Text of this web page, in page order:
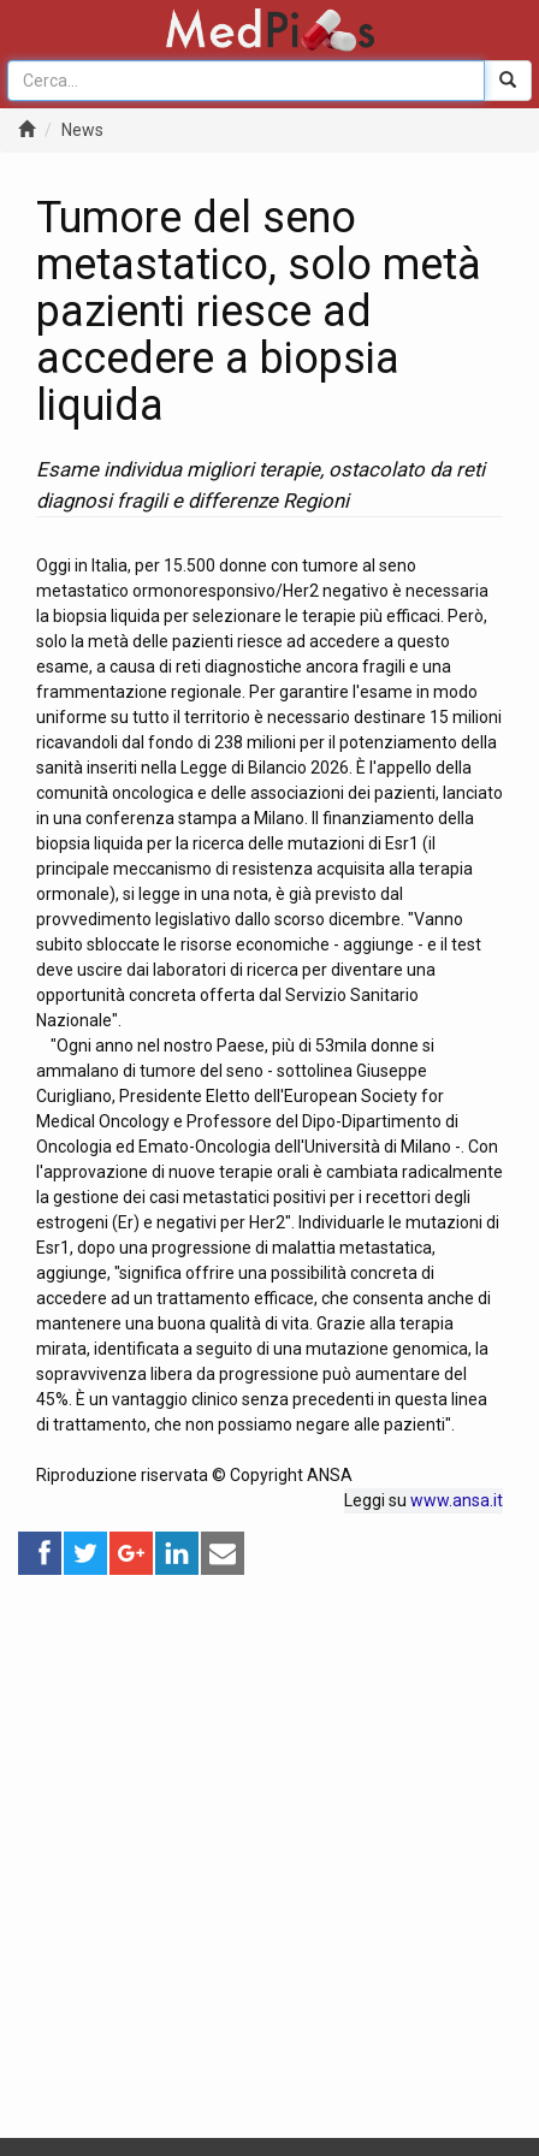
News
Tumore del seno
metastatico, solo metà
pazienti riesce ad
accedere a biopsia
liquida
Esame individua migliori terapie, ostacolato da reti
diagnosi fragili e differenze Regioni
Oggi in Italia, per 15.500 donne con tumore al seno
metastatico ormonoresponsivo/Her2 negativo è necessaria
la biopsia liquida per selezionare le terapie più efficaci. Però,
solo la metà delle pazienti riesce ad accedere a questo
esame, a causa di reti diagnostiche ancora fragili e una
frammentazione regionale. Per garantire l'esame in modo
uniforme su tutto il territorio è necessario destinare 15 milioni
ricavandoli dal fondo di 238 milioni per il potenziamento della
sanità inseriti nella Legge di Bilancio 2026. È l'appello della
comunità oncologica e delle associazioni dei pazienti, lanciato
in una conferenza stampa a Milano. Il finanziamento della
biopsia liquida per la ricerca delle mutazioni di Esr1 (il
principale meccanismo di resistenza acquisita alla terapia
ormonale), si legge in una nota, è già previsto dal
provvedimento legislativo dallo scorso dicembre. "Vanno
subito sbloccate le risorse economiche - aggiunge - e il test
deve uscire dai laboratori di ricerca per diventare una
opportunità concreta offerta dal Servizio Sanitario
Nazionale".
"Ogni anno nel nostro Paese, più di 53mila donne si
ammalano di tumore del seno - sottolinea Giuseppe
Curigliano, Presidente Eletto dell'European Society for
Medical Oncology e Professore del Dipo-Dipartimento di
Oncologia ed Emato-Oncologia dell'Università di Milano -. Con
l'approvazione di nuove terapie orali è cambiata radicalmente
la gestione dei casi metastatici positivi per i recettori degli
estrogeni (Er) e negativi per Her2". Individuarle le mutazioni di
Esr1, dopo una progressione di malattia metastatica,
aggiunge, "significa offrire una possibilità concreta di
accedere ad un trattamento efficace, che consenta anche di
mantenere una buona qualità di vita. Grazie alla terapia
mirata, identificata a seguito di una mutazione genomica, la
sopravvivenza libera da progressione può aumentare del
45%. È un vantaggio clinico senza precedenti in questa linea
di trattamento, che non possiamo negare alle pazienti".
Riproduzione riservata © Copyright ANSA
Leggi su www.ansa.it